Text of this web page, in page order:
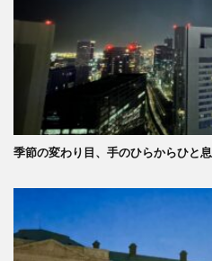
季節の変わり目、手のひらからひと息